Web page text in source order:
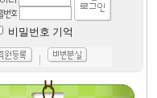
비밀번호 기억